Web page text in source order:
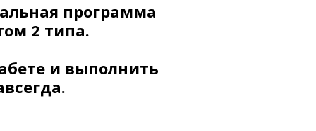
программа
2 типа.
и выполнить